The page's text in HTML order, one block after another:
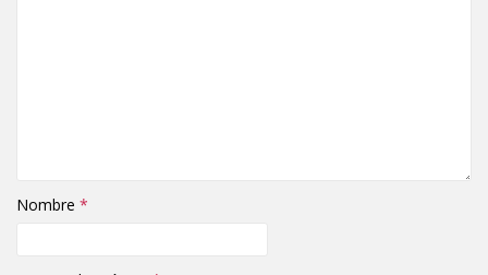
Nombre *